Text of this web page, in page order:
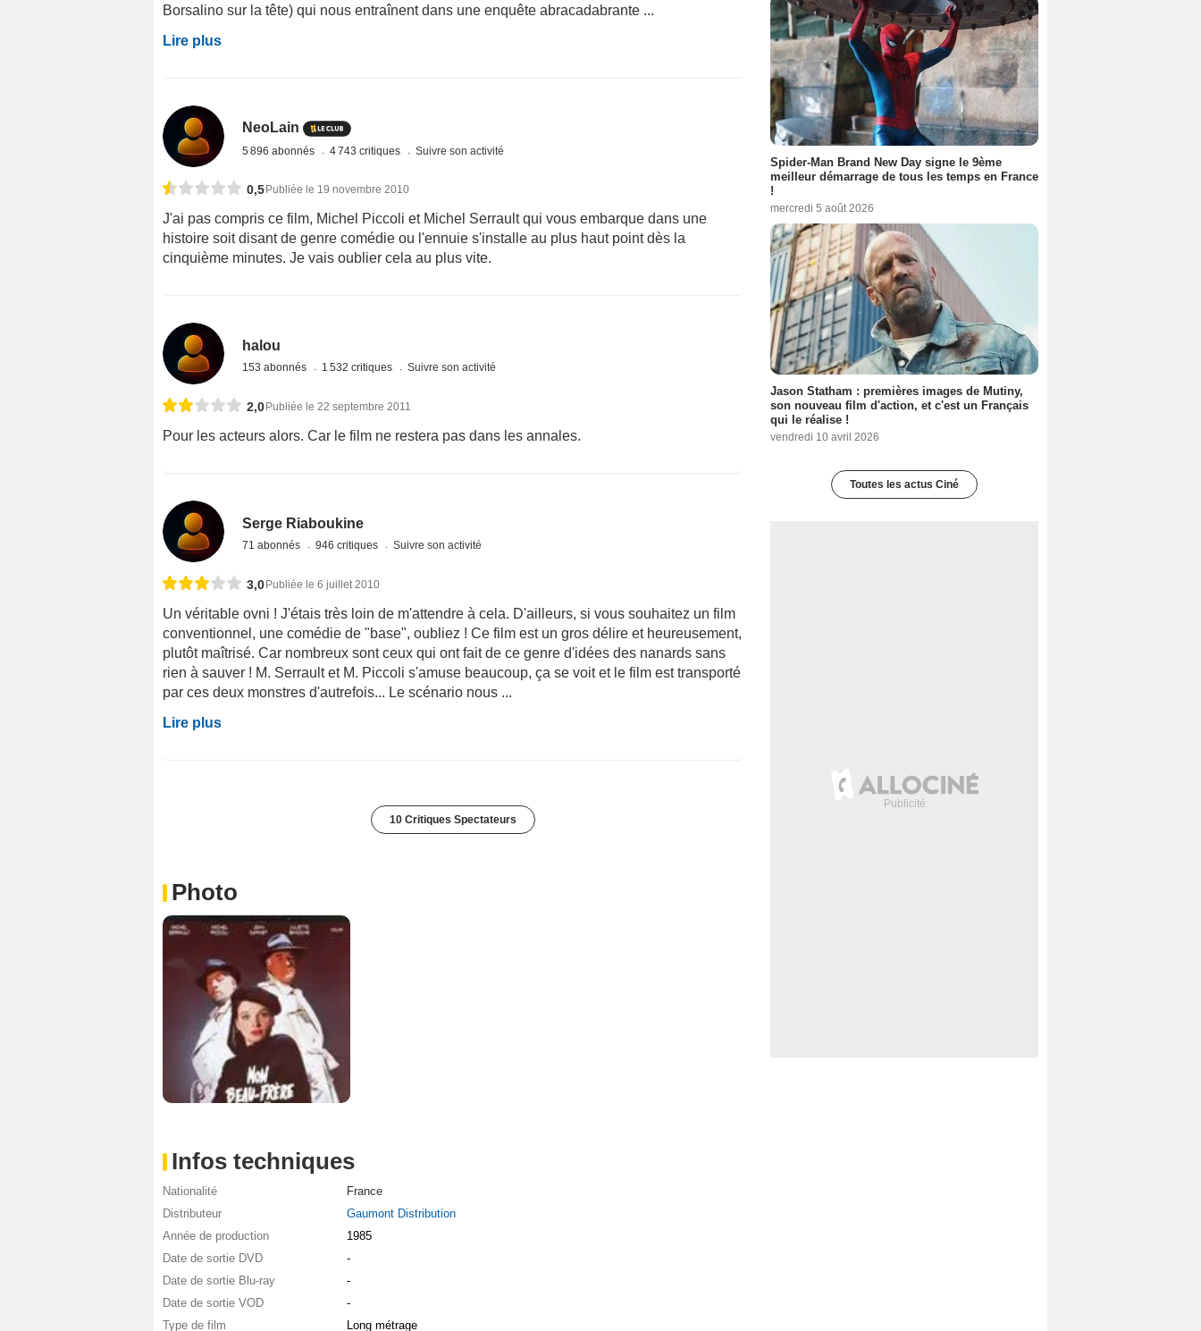
Borsalino sur la tête) qui nous entraînent dans une enquête abracadabrante ...
Lire plus
NeoLain
5 896 abonnés 4 743 critiques Suivre son activité
0,5 Publiée le 19 novembre 2010
J'ai pas compris ce film, Michel Piccoli et Michel Serrault qui vous embarque dans une
histoire soit disant de genre comédie ou l'ennuie s'installe au plus haut point dès la
cinquième minutes. Je vais oublier cela au plus vite.
halou
153 abonnés 1 532 critiques Suivre son activité
2,0 Publiée le 22 septembre 2011
Pour les acteurs alors. Car le film ne restera pas dans les annales.
Serge Riaboukine
71 abonnés 946 critiques Suivre son activité
3,0 Publiée le 6 juillet 2010
Un véritable ovni ! J'étais très loin de m'attendre à cela. D'ailleurs, si vous souhaitez un film
conventionnel, une comédie de "base", oubliez ! Ce film est un gros délire et heureusement,
plutôt maîtrisé. Car nombreux sont ceux qui ont fait de ce genre d'idées des nanards sans
rien à sauver ! M. Serrault et M. Piccoli s'amuse beaucoup, ça se voit et le film est transporté
par ces deux monstres d'autrefois... Le scénario nous ...
Lire plus
10 Critiques Spectateurs
Photo
Infos techniques
Nationalité
France
Distributeur
Gaumont Distribution
Année de production
1985
Date de sortie DVD
-
Date de sortie Blu-ray
-
Date de sortie VOD
-
Type de film
Long métrage
Spider-Man Brand New Day signe le 9ème
meilleur démarrage de tous les temps en France
!
mercredi 5 août 2026
Jason Statham : premières images de Mutiny,
son nouveau film d'action, et c'est un Français
qui le réalise !
vendredi 10 avril 2026
Toutes les actus Ciné